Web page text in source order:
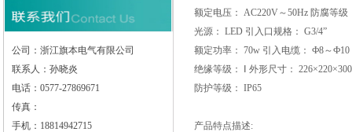
公司：浙江旗本电气有限公司
联系人：孙晓炎
电话：0577-27869671
传真：
手机：18814942715
额定电压： AC220V～50Hz 防腐等级
光源： LED 引入口规格： G3/4”
额定功率： 70w 引入电缆： Ф8～Ф10
绝缘等级： Ⅰ 外形尺寸： 226×220×300
防护等级： IP65
产品特点描述: